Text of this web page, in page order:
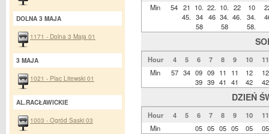
Min
54 21
45.
10.
34
58
22.
46
10.
34.
58
22
46.
10
34.
58.
Hour 4 5 6 7 8 9 10
11
Min
57 34 09
39
09
39
11
41
11
41
12
42
12
42
DZIEŃ
Hour 4 5 6 7 8 9 10
11
Min
05 05 05 05 05 05
DOLNA 3 MAJA
1171 - Dolna 3 Maja 01
3 MAJA
1021 - Plac Litewski 01
AL.RACŁAWICKIE
1003 - Ogród Saski 03